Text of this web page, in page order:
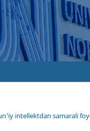
intellektdan samarali